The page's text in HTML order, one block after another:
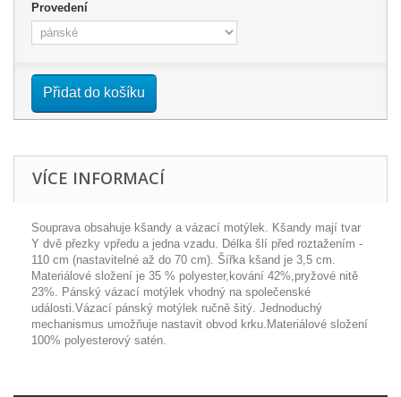
Provedení
Přidat do košíku
VÍCE INFORMACÍ
Souprava obsahuje kšandy a vázací motýlek. Kšandy mají tvar
Y dvě přezky vpředu a jedna vzadu. Délka šlí před roztažením -
110 cm (nastavitelné až do 70 cm). Šířka kšand je 3,5 cm.
Materiálové složení je 35 % polyester,kování 42%,pryžové nitě
23%. Pánský vázací motýlek vhodný na společenské
události.Vázací pánský motýlek ručně šitý. Jednoduchý
mechanismus umožňuje nastavit obvod krku.Materiálové složení
100% polyesterový satén.